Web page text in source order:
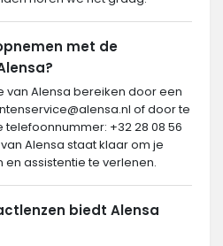
met de
van Alensa bereiken door een
of door te
+32 28 08 56
Alensa staat klaar om je
assistentie te verlenen.
biedt Alensa